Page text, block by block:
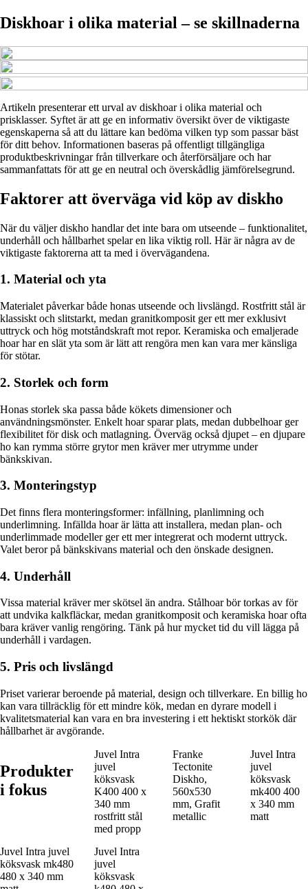
Diskhoar i olika material – se skillnaderna
Artikeln presenterar ett urval av diskhoar i olika material och
prisklasser. Syftet är att ge en informativ översikt över de viktigaste
egenskaperna så att du lättare kan bedöma vilken typ som passar bäst
för ditt behov. Informationen baseras på offentligt tillgängliga
produktbeskrivningar från tillverkare och återförsäljare och har
sammanfattats för att ge en neutral och överskådlig jämförelsegrund.
Faktorer att överväga vid köp av diskho
När du väljer diskho handlar det inte bara om utseende – funktionalitet,
underhåll och hållbarhet spelar en lika viktig roll. Här är några av de
viktigaste faktorerna att ta med i övervägandena.
1. Material och yta
Materialet påverkar både honas utseende och livslängd. Rostfritt stål är
klassiskt och slitstarkt, medan granitkomposit ger ett mer exklusivt
uttryck och hög motståndskraft mot repor. Keramiska och emaljerade
hoar har en slät yta som är lätt att rengöra men kan vara mer känsliga
för stötar.
2. Storlek och form
Honas storlek ska passa både kökets dimensioner och
användningsmönster. Enkelt hoar sparar plats, medan dubbelhoar ger
flexibilitet för disk och matlagning. Överväg också djupet – en djupare
ho kan rymma större grytor men kräver mer utrymme under
bänkskivan.
3. Monteringstyp
Det finns flera monteringsformer: infällning, planlimning och
underlimning. Infällda hoar är lätta att installera, medan plan- och
underlimmade modeller ger ett mer integrerat och modernt uttryck.
Valet beror på bänkskivans material och den önskade designen.
4. Underhåll
Vissa material kräver mer skötsel än andra. Stålhoar bör torkas av för
att undvika kalkfläckar, medan granitkomposit och keramiska hoar ofta
bara kräver vanlig rengöring. Tänk på hur mycket tid du vill lägga på
underhåll i vardagen.
5. Pris och livslängd
Priset varierar beroende på material, design och tillverkare. En billig ho
kan vara tillräcklig för ett mindre kök, medan en dyrare modell i
kvalitetsmaterial kan vara en bra investering i ett hektiskt storkök där
hållbarhet är avgörande.
Produkter
i fokus
Juvel Intra
juvel
köksvask
K400 400 x
340 mm
rostfritt stål
med propp
Franke
Tectonite
Diskho,
560x530
mm, Grafit
metallic
Juvel Intra
juvel
köksvask
mk400 400
x 340 mm
matt
Juvel Intra juvel
köksvask mk480
480 x 340 mm
Juvel Intra
juvel
köksvask